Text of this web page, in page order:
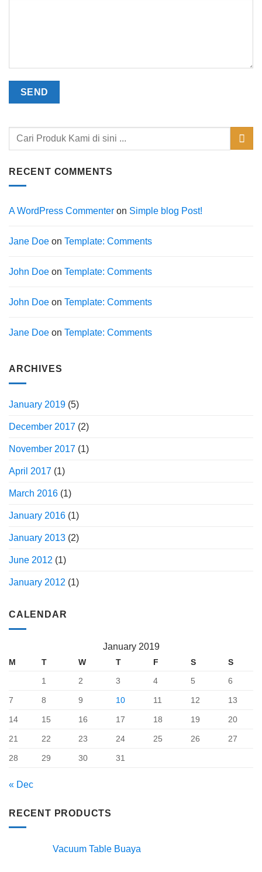
RECENT COMMENTS
A WordPress Commenter on Simple blog Post!
Jane Doe on Template: Comments
John Doe on Template: Comments
John Doe on Template: Comments
Jane Doe on Template: Comments
ARCHIVES
January 2019 (5)
December 2017 (2)
November 2017 (1)
April 2017 (1)
March 2016 (1)
January 2016 (1)
January 2013 (2)
June 2012 (1)
January 2012 (1)
CALENDAR
January 2019
M T W T F S
S
1
2 3 4 5 6
7 8 9 10 11 12 13
14 15 16 17 18 19 20
21 22 23 24 25 26 27
28 29 30 31
« Dec
RECENT PRODUCTS
Vacuum Table Buaya